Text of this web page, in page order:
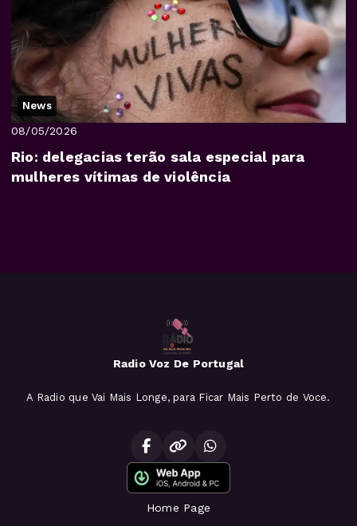
News
08/05/2026
Rio: delegacias terão sala especial para
mulheres vítimas de violência
Radio Voz De Portugal
A Radio que Vai Mais Longe, para Ficar Mais Perto de Voce.
Home Page